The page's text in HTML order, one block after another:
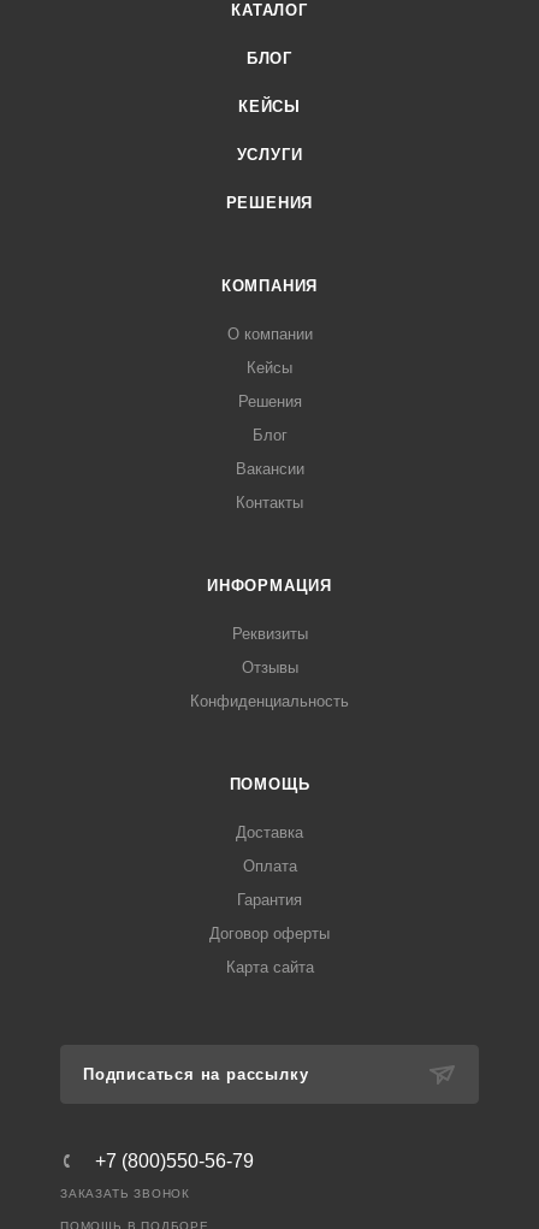
КАТАЛОГ
БЛОГ
КЕЙСЫ
УСЛУГИ
РЕШЕНИЯ
КОМПАНИЯ
О компании
Кейсы
Решения
Блог
Вакансии
Контакты
ИНФОРМАЦИЯ
Реквизиты
Отзывы
Конфиденциальность
ПОМОЩЬ
Доставка
Оплата
Гарантия
Договор оферты
Карта сайта
Подписаться на рассылку
+7 (800)550-56-79
ЗАКАЗАТЬ ЗВОНОК
ПОМОЩЬ В ПОДБОРЕ